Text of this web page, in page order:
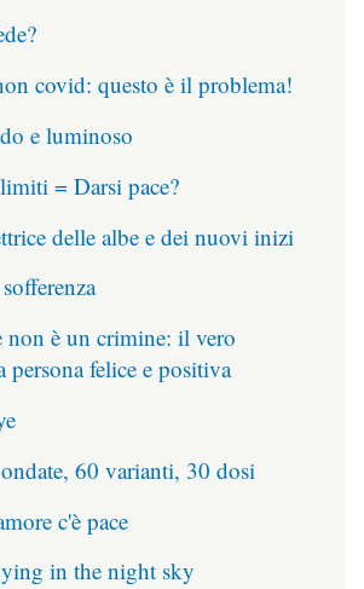
covid: questo è il problema!
e luminoso
= Darsi pace?
delle albe e dei nuovi inizi
non è un crimine: il vero
persona felice e positiva
60 varianti, 30 dosi
c'è pace
in the night sky